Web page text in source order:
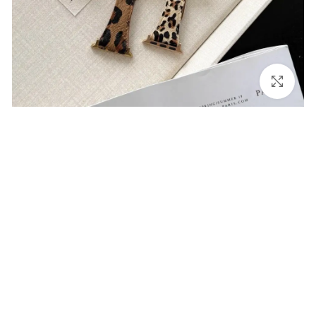
برای بزرگنمایی کلیک کنید